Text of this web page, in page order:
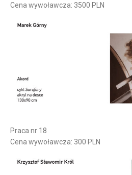
Cena wywoławcza: 3500 PLN
Praca nr 18
Cena wywoławcza: 300 PLN